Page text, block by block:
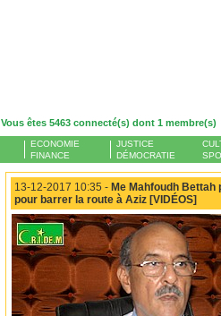
Vous êtes 5463 connecté(s) dont 1 membre(s)
ECONOMIE
FINANCE
JUSTICE
DÉMOCRATIE
13-12-2017 10:35 - Me Mahfoudh
pour barrer la route à Aziz [VIDÉOS]